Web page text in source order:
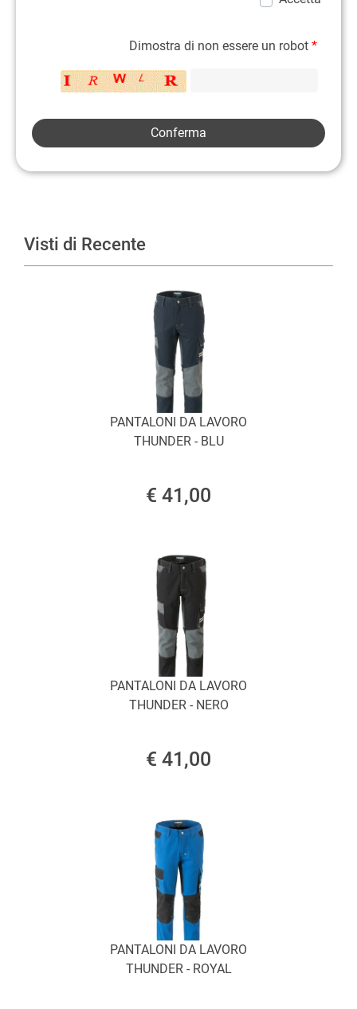
Dimostra di non essere un robot *
Visti di Recente
PANTALONI DA LAVORO
THUNDER - BLU
€ 41,00
PANTALONI DA LAVORO
THUNDER - NERO
€ 41,00
PANTALONI DA LAVORO
THUNDER - ROYAL